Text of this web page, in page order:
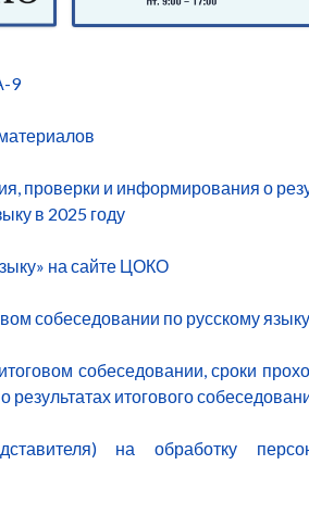
9
проверки и информирования о
в 2025 году
на сайте ЦОКО
собеседовании по русскому
собеседовании, сроки
итогового
на обработку